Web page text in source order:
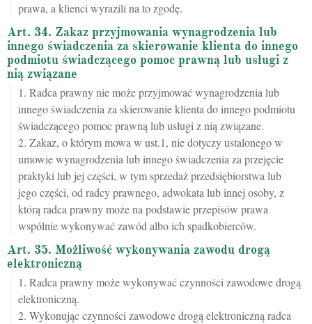
prawa, a klienci wyrazili na to zgodę.
Art. 34. Zakaz przyjmowania wynagrodzenia lub
innego świadczenia za skierowanie klienta do innego
podmiotu świadczącego pomoc prawną lub usługi z
nią związane
1. Radca prawny nie może przyjmować wynagrodzenia lub
innego świadczenia za skierowanie klienta do innego podmiotu
świadczącego pomoc prawną lub usługi z nią związane.
2. Zakaz, o którym mowa w ust.1, nie dotyczy ustalonego w
umowie wynagrodzenia lub innego świadczenia za przejęcie
praktyki lub jej części, w tym sprzedaż przedsiębiorstwa lub
jego części, od radcy prawnego, adwokata lub innej osoby, z
którą radca prawny może na podstawie przepisów prawa
wspólnie wykonywać zawód albo ich spadkobierców.
Art. 35. Możliwość wykonywania zawodu drogą
elektroniczną
1. Radca prawny może wykonywać czynności zawodowe drogą
elektroniczną.
2. Wykonując czynności zawodowe drogą elektroniczną radca